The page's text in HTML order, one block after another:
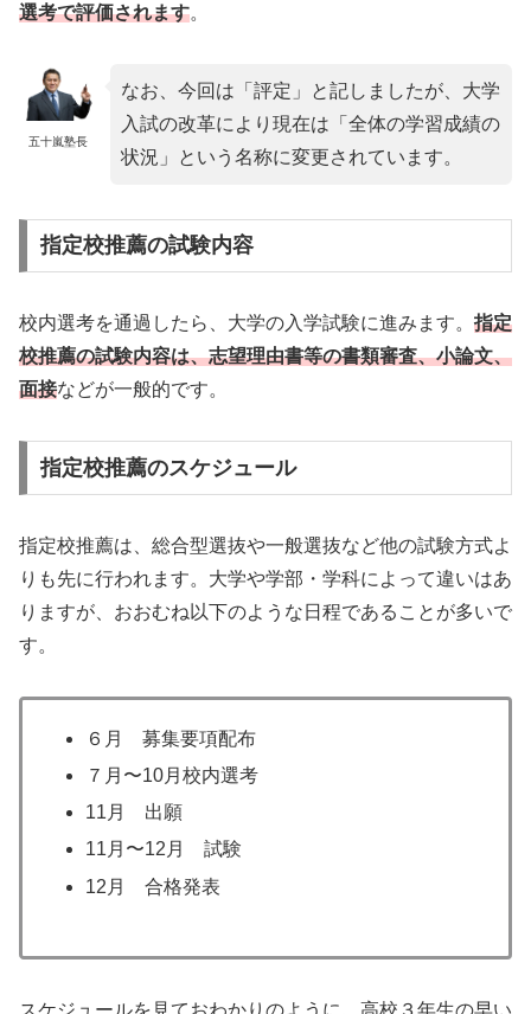
選考で評価されます。
五十嵐塾長
なお、今回は「評定」と記しましたが、大学
入試の改革により現在は「全体の学習成績の
状況」という名称に変更されています。
指定校推薦の試験内容
校内選考を通過したら、大学の入学試験に進みます。 指定
校推薦の試験内容は、志望理由書等の書類審査、小論文、
面接などが一般的です。
指定校推薦のスケジュール
指定校推薦は、総合型選抜や一般選抜など他の試験方式よ
りも先に行われます。大学や学部・学科によって違いはあ
りますが、おおむね以下のような日程であることが多いで
す。
６月 募集要項配布
７月〜10月校内選考
11月 出願
11月〜12月 試験
12月 合格発表